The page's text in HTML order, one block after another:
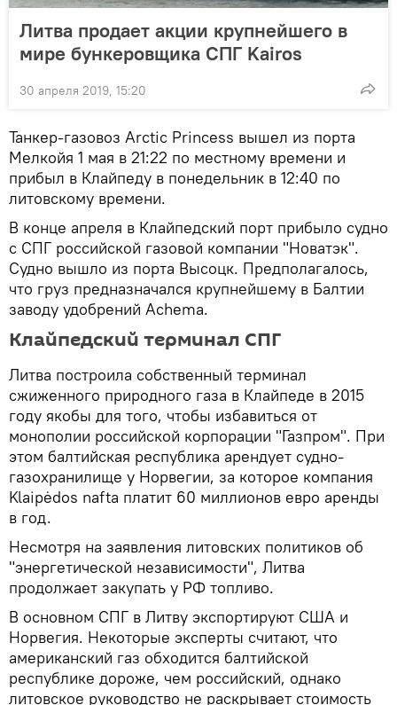
Литва продает акции крупнейшего в
мире бункеровщика СПГ Kairos
30 апреля 2019, 15:20
Танкер-газовоз Arctic Princess вышел из порта
Мелкойя 1 мая в 21:22 по местному времени и
прибыл в Клайпеду в понедельник в 12:40 по
литовскому времени.
В конце апреля в Клайпедский порт прибыло судно
с СПГ российской газовой компании "Новатэк".
Судно вышло из порта Высоцк. Предполагалось,
что груз предназначался крупнейшему в Балтии
заводу удобрений Achema.
Клайпедский терминал СПГ
Литва построила собственный терминал
сжиженного природного газа в Клайпеде в 2015
году якобы для того, чтобы избавиться от
монополии российской корпорации "Газпром". При
этом балтийская республика арендует судно-
газохранилище у Норвегии, за которое компания
Klaipėdos nafta платит 60 миллионов евро аренды
в год.
Несмотря на заявления литовских политиков об
"энергетической независимости", Литва
продолжает закупать у РФ топливо.
В основном СПГ в Литву экспортируют США и
Норвегия. Некоторые эксперты считают, что
американский газ обходится балтийской
республике дороже, чем российский, однако
литовское руководство не раскрывает стоимость